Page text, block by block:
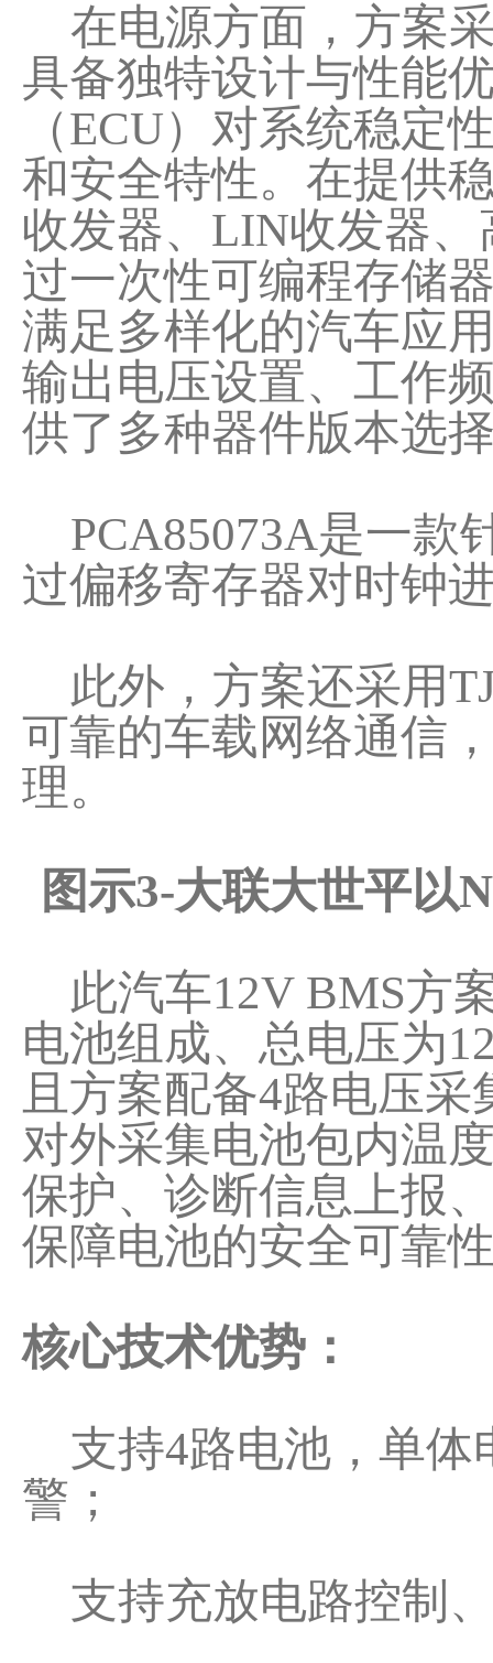
在电源方面，方案
具备独特设计与性能
（ECU）对系统稳定
和安全特性。在提供
收发器、LIN收发器
过一次性可编程存储
满足多样化的汽车应
输出电压设置、工作
供了多种器件版本选
PCA85073A是一款
过偏移寄存器对时钟
此外，方案还采用
可靠的车载网络通信
理。
图示3-大联大世平以
此汽车12V BMS方
电池组成、总电压为
且方案配备4路电压
对外采集电池包内温
保护、诊断信息上报
保障电池的安全可靠
核心技术优势：
支持4路电池，单体
警；
支持充放电路控制